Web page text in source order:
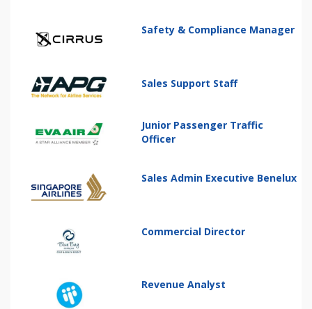
Safety & Compliance Manager
Sales Support Staff
Junior Passenger Traffic
Officer
Sales Admin Executive Benelux
Commercial Director
Revenue Analyst